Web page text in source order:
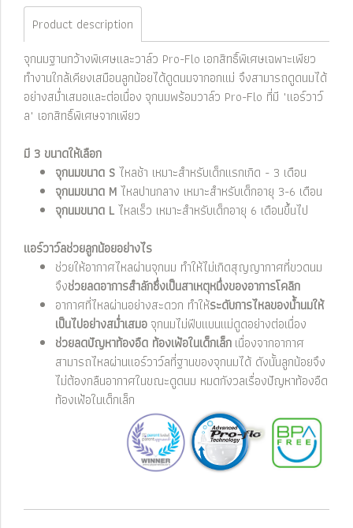
Product description
จุกนมฐานกว้างพิเศษและวาล์ว Pro-Flo เอกสิทธิ์พิเศษเฉพาะเพียว
ทำงานใกล้เคียงเสมือนลูกน้อยได้ดูดนมจากอกแม่ จึงสามารถดูดนมได้
อย่างสม่ำเสมอและต่อเนื่อง จุกนมพร้อมวาล์ว Pro-Flo ที่มี "แอร์วาว์
ล" เอกสิทธิ์พิเศษจากเพียว
มี 3 ขนาดให้เลือก
จุกนมขนาด S ไหลช้า เหมาะสำหรับเด็กแรกเกิด - 3 เดือน
จุกนมขนาด M ไหลปานกลาง เหมาะสำหรับเด็กอายุ 3-6 เดือน
จุกนมขนาด L ไหลเร็ว เหมาะสำหรับเด็กอายุ 6 เดือนขึ้นไป
แอร์วาว์ลช่วยลูกน้อยอย่างไร
ช่วยให้อากาศไหลผ่านจุกนม ทำให้ไม่เกิดสุญญากาศที่ขวดนม
จึงช่วยลดอาการสำลักซึ่งเป็นสาเหตุหนึ่งของอาการโคลิก
อากาศที่ไหลผ่านอย่างสะดวก ทำให้ระดับการไหลของน้ำนมให้
เป็นไปอย่างสม่ำเสมอ จุกนมไม่ฟีบแบนแม่ดูดอย่างต่อเนื่อง
ช่วยลดปัญหาท้องอืด ท้องเฟ้อในเด็กเล็ก เนื่องจากอากาศ
สามารถไหลผ่านแอร์วาว์ลที่ฐานของจุกนมได้ ดังนั้นลูกน้อยจึง
ไม่ต้องกลืนอากาศในขณะดูดนม หมดกังวลเรื่องปัญหาท้องอืด
ท้องเฟ้อในเด็กเล็ก